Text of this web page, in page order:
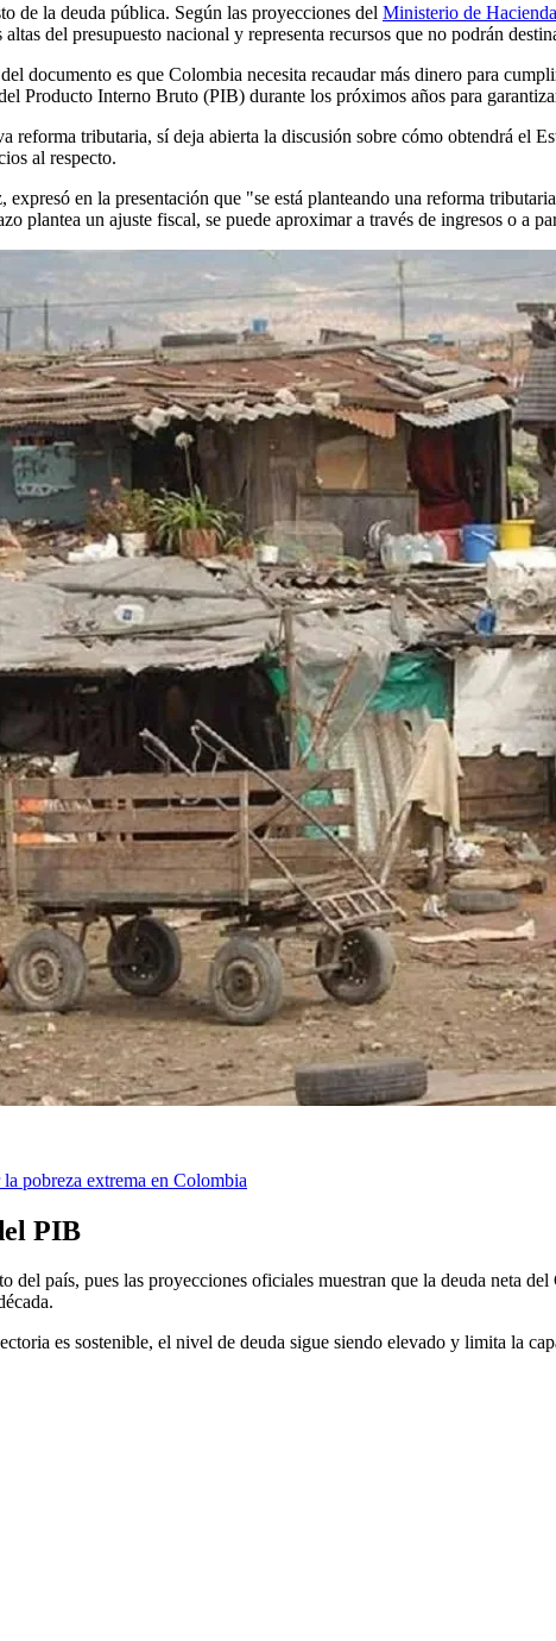
de la deuda pública. Según las proyecciones del Ministerio de Hacienda
del presupuesto nacional y representa recursos que no podrán
documento es que Colombia necesita recaudar más dinero para
Producto Interno Bruto (PIB) durante los próximos años para
tributaria, sí deja abierta la discusión sobre cómo obtendrá el
al respecto.
en la presentación que "se está planteando una reforma
plantea un ajuste fiscal, se puede aproximar a través de ingresos o a
pobreza extrema en Colombia
PIB
del país, pues las proyecciones oficiales muestran que la deuda neta
es sostenible, el nivel de deuda sigue siendo elevado y limita la